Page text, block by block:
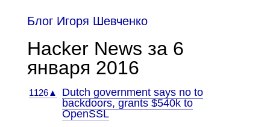
Блог Игоря Шевченко
Hacker News за 6
января 2016
1126▲
Dutch government says no to
backdoors, grants $540k to
OpenSSL